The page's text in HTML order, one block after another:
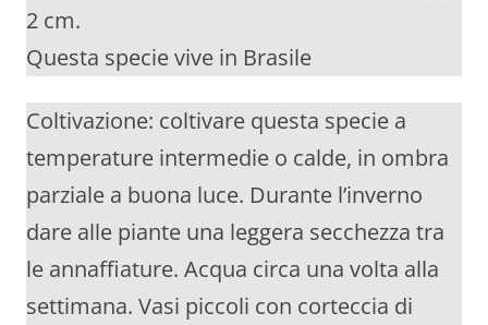
2 cm.
Questa specie vive in Brasile
Coltivazione: coltivare questa specie a
temperature intermedie o calde, in ombra
parziale a buona luce. Durante l’inverno
dare alle piante una leggera secchezza tra
le annaffiature. Acqua circa una volta alla
settimana. Vasi piccoli con corteccia di